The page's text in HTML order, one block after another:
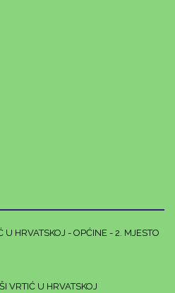
U HRVATSKOJ - OPĆINE - 2. MJESTO
VRTIĆ U HRVATSKOJ